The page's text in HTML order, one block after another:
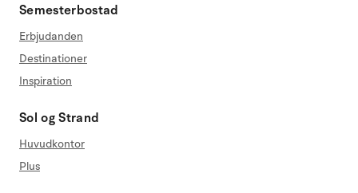
Semesterbostad
Erbjudanden
Destinationer
Inspiration
Sol og Strand
Huvudkontor
Plus